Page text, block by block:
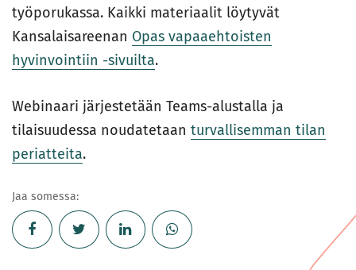
työporukassa. Kaikki materiaalit löytyvät
Kansalaisareenan Opas vapaaehtoisten
hyvinvointiin -sivuilta.
Webinaari järjestetään Teams-alustalla ja
tilaisuudessa noudatetaan turvallisemman tilan
periatteita.
Jaa somessa: